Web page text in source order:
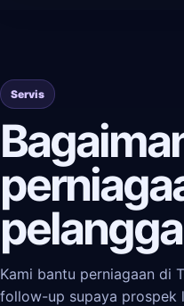
Servis
Kami bantu perniagaan di
follow-up supaya prospek